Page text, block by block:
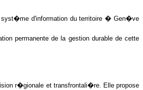
d'information du territoire � Gen�ve
permanente de la gestion durable de cette
r�gionale et transfrontali�re. Elle propose